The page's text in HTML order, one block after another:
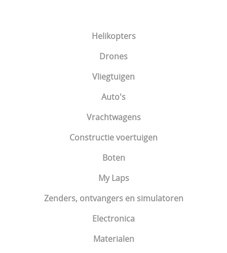
Helikopters
Drones
Vliegtuigen
Auto's
Vrachtwagens
Constructie voertuigen
Boten
My Laps
Zenders, ontvangers en simulatoren
Electronica
Materialen